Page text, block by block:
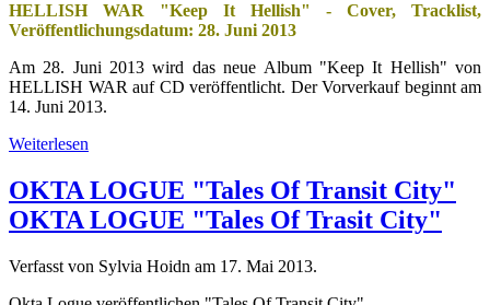
HELLISH WAR "Keep It Hellish" - Cover, Tracklist,
Veröffentlichungsdatum: 28. Juni 2013
Am 28. Juni 2013 wird das neue Album "Keep It Hellish" von
HELLISH WAR auf CD veröffentlicht. Der Vorverkauf beginnt am
14. Juni 2013.
Weiterlesen
OKTA LOGUE "Tales Of Transit City"
OKTA LOGUE "Tales Of Trasit City"
Verfasst von Sylvia Hoidn am 17. Mai 2013.